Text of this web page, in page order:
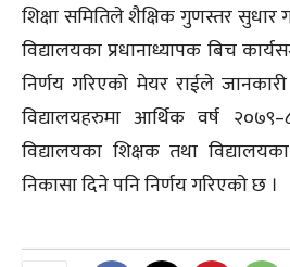
शिक्षा समितिले शैक्षिक गुणस्तर सुधार
विद्यालयका प्रधानाध्यापक बिच
निर्णय गरिएको मेयर राईले
विद्यालयहरुमा आर्थिक वर्ष
विद्यालयका शिक्षक तथा
निकासा दिने पनि निर्णय गरिएको छ ।